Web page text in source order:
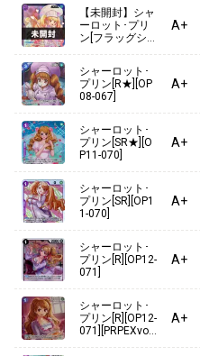
【ST-06】海軍
【ST-05】ONE PIECE FILM
【ST-04】百獣海賊団
【ST-03】王下七武海
【ST-02】最悪の世代
【ST-01】麦わらの一味
3rd ANNIVERSARY SET
プレミアムブースター ONE
ージボックスセット
-067]
【未開封】シャ
ーロット･プリ
ン[フラッグシ
-067]
A+
シャーロット･
プリン[R★][OP
08-067]
A+
シャーロット･
プリン[SR★][O
P11-070]
A+
シャーロット･
プリン[SR][OP1
1-070]
A+
シャーロット･
プリン[R][OP12-
071]
A+
シャーロット･
プリン[R][OP12-
071][PRPEXvol.
A+